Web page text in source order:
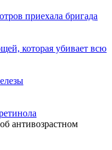
приехала бригада
которая убивает всю
антивозрастном